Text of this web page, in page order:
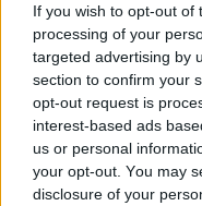
If you wish to opt-out of
processing of your
targeted advertising by
section to confirm your
opt-out request is
interest-based ads
us or personal
your opt-out. You may
disclosure of your